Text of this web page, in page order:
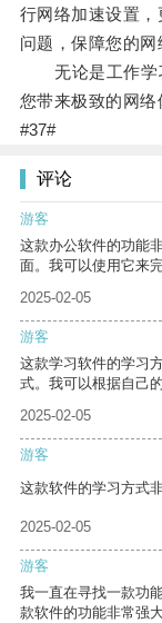
行网络加速设置
问题，保障您的网
无论是工作学
您带来极致的网络
#37#
评论
游客
这款办公软件的功能
面。我可以使用它来
2025-02-05
游客
这款学习软件的学习
式。我可以根据自己
2025-02-05
游客
这款软件的学习方式
2025-02-05
游客
我一直在寻找一款功
款软件的功能非常强